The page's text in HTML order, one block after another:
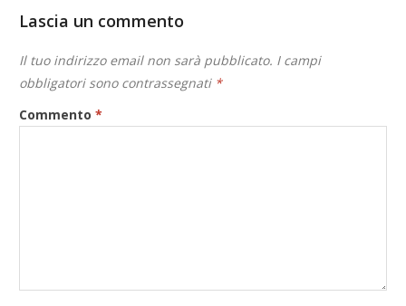
Lascia un commento
Il tuo indirizzo email non sarà pubblicato. I campi
obbligatori sono contrassegnati *
Commento*